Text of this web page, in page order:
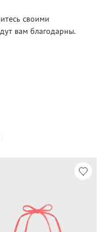
своими
вам благодарны.